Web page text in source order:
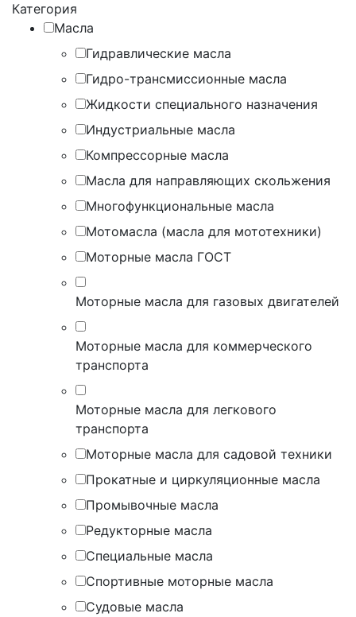
Категория
Масла
Гидравлические масла
Гидро-трансмиссионные масла
Жидкости специального назначения
Индустриальные масла
Компрессорные масла
Масла для направляющих скольжения
Многофункциональные масла
Мотомасла (масла для мототехники)
Моторные масла ГОСТ
Моторные масла для газовых двигателей
Моторные масла для коммерческого
транспорта
Моторные масла для легкового
транспорта
Моторные масла для садовой техники
Прокатные и циркуляционные масла
Промывочные масла
Редукторные масла
Специальные масла
Спортивные моторные масла
Судовые масла